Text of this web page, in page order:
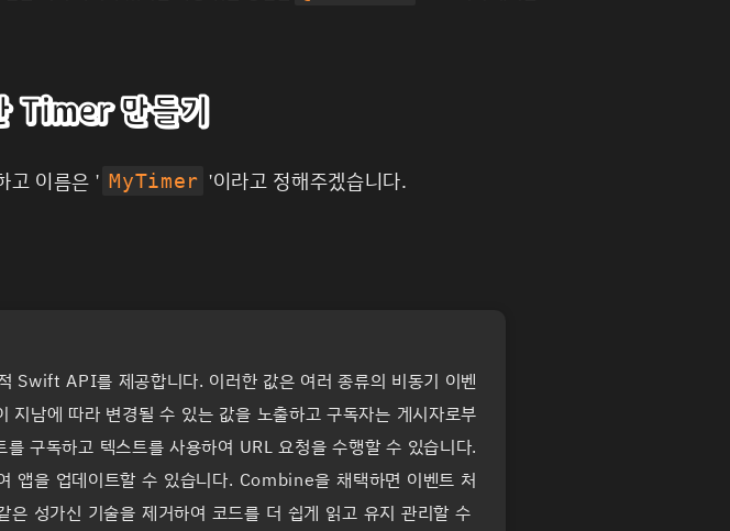
만들기
고 이름은 ' MyTimer '이라고 정해주겠습니다.
Swift API를 제공합니다. 이러한 값은 여러 종류의 비동기 이벤
남에 따라 변경될 수 있는 값을 노출하고 구독자는 게시자로부
구독하고 텍스트를 사용하여 URL 요청을 수행할 수 있습니다.
앱을 업데이트할 수 있습니다. Combine을 채택하면 이벤트 처
성가신 기술을 제거하여 코드를 더 쉽게 읽고 유지 관리할 수